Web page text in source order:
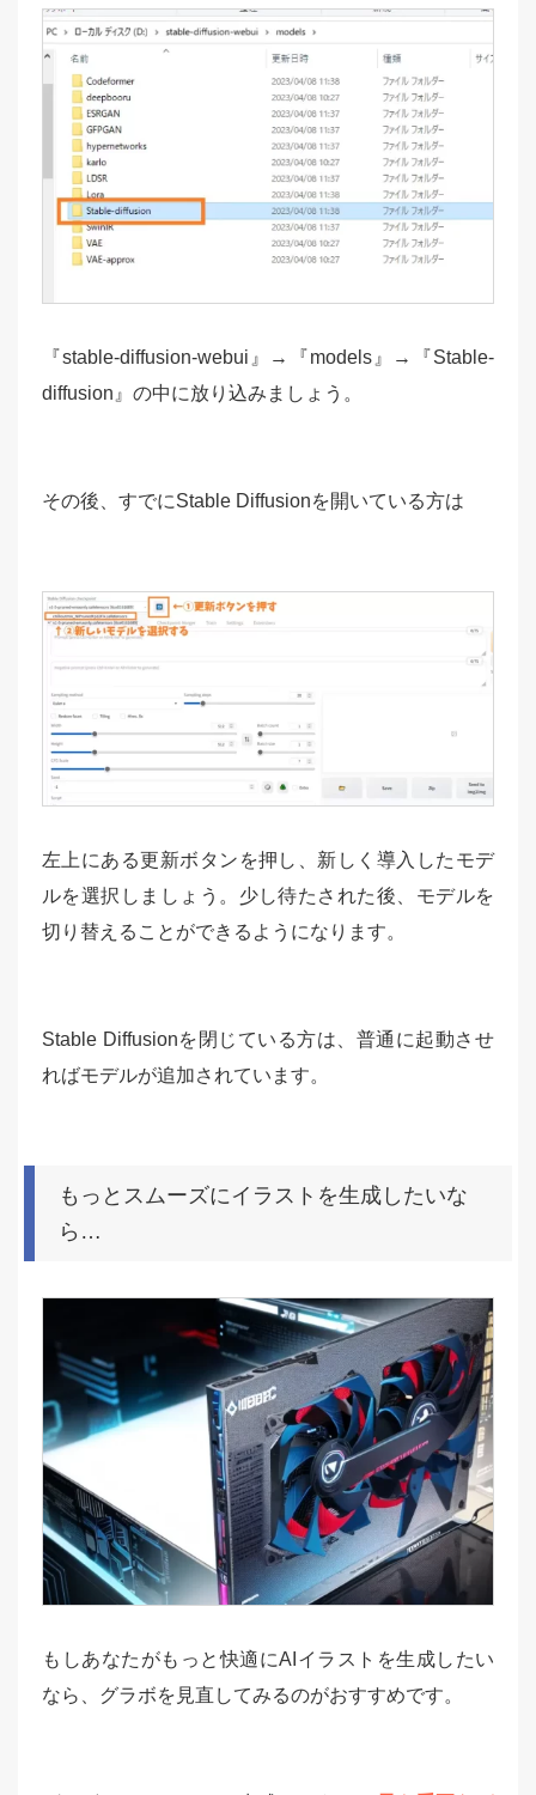
『stable-diffusion-webui』→『models』→『Stable-
diffusion』の中に放り込みましょう。
その後、すでにStable Diffusionを開いている方は
左上にある更新ボタンを押し、新しく導入したモデ
ルを選択しましょう。少し待たされた後、モデルを
切り替えることができるようになります。
Stable Diffusionを閉じている方は、普通に起動させ
ればモデルが追加されています。
もっとスムーズにイラストを生成したいな
ら…
もしあなたがもっと快適にAIイラストを生成したい
なら、グラボを見直してみるのがおすすめです。